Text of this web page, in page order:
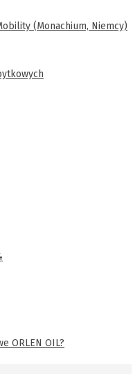
(Monachium, Niemcy)
ORLEN OIL?